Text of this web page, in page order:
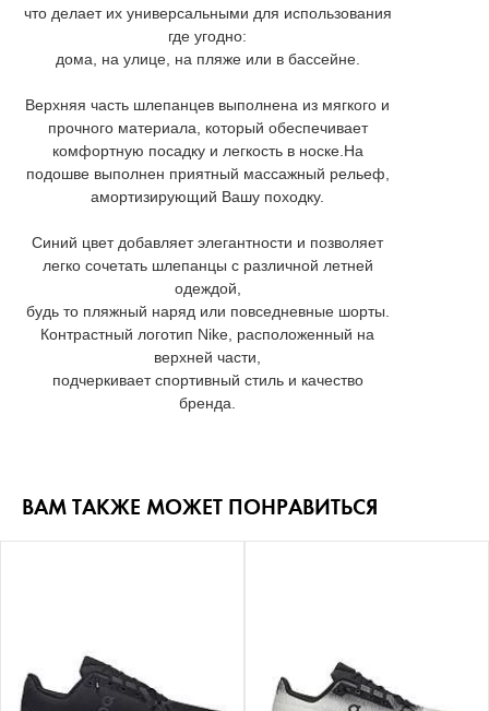
что делает их универсальными для использования
где угодно:
дома, на улице, на пляже или в бассейне.
Верхняя часть шлепанцев выполнена из мягкого и
прочного материала, который обеспечивает
комфортную посадку и легкость в носке.На
подошве выполнен приятный массажный рельеф,
амортизирующий Вашу походку.
Синий цвет добавляет элегантности и позволяет
легко сочетать шлепанцы с различной летней
одеждой,
будь то пляжный наряд или повседневные шорты.
Контрастный логотип Nike, расположенный на
верхней части,
подчеркивает спортивный стиль и качество
бренда.
ВАМ ТАКЖЕ МОЖЕТ ПОНРАВИТЬСЯ